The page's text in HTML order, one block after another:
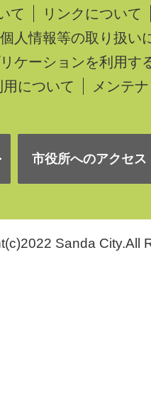
て
リンクについて
個人情報等の取り扱い
ケーションを利用す
について
メンテ
市役所へのアクセス
Sanda City.All